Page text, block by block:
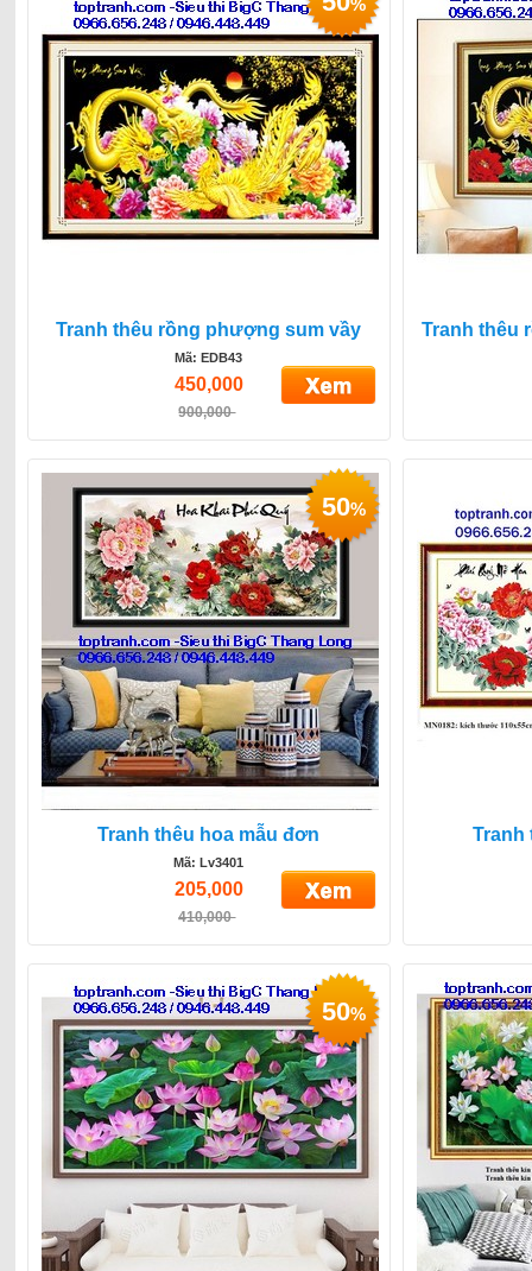
Tranh thêu rồng phượng sum vầy
Mã: EDB43
450,000
900,000
%
Tranh thêu
Tranh thêu hoa mẫu đơn
Mã: Lv3401
205,000
410,000
50%
Tranh
50%